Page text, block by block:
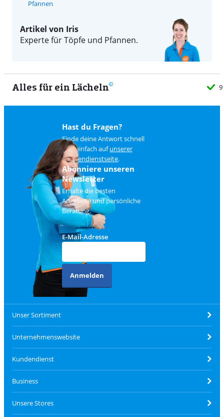
Pfannen
Artikel von Iris
Experte für Töpfe und Pfannen.
Alles für ein Lächeln 9
Hast du Fragen?
Finde deine Antwort schnell
und einfach aufunserer
Kundendienstseite.
Abonniere unseren
Newsletter
Erhalte die besten
Angebote und persönliche
Beratung.
E-Mail-Adresse
Anmelden
Unser Sortiment
Unternehmenswebsite
Kundendienst
Business
Unsere Stores